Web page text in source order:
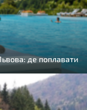
де поплавати